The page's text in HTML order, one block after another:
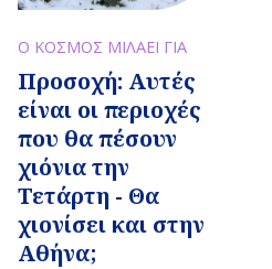
Ο ΚΟΣΜΟΣ ΜΙΛΑΕΙ ΓΙΑ
Προσοχή: Αυτές
είναι οι περιοχές
που θα πέσουν
χιόνια την
Τετάρτη - Θα
χιονίσει και στην
Αθήνα;